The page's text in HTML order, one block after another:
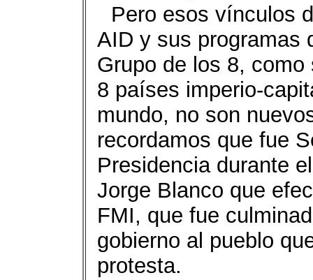
Pero esos vínculos
AID y sus programas
Grupo de los 8,
8 países imperio-
mundo, no son
recordamos que fue
Presidencia durante
Jorge Blanco que
FMI, que fue
gobierno al pueblo
protesta.